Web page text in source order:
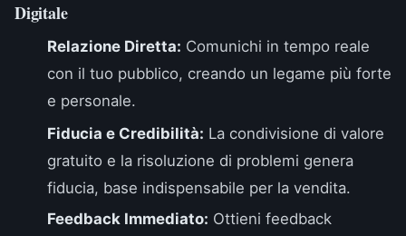
Digitale
Relazione Diretta: Comunichi in tempo reale
con il tuo pubblico, creando un legame più forte
e personale.
Fiducia e Credibilità: La condivisione di valore
gratuito e la risoluzione di problemi genera
fiducia, base indispensabile per la vendita.
Feedback Immediato: Ottieni feedback